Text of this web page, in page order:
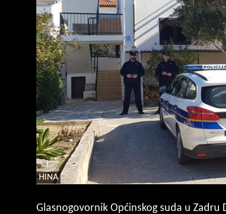
HINA
Glasnogovornik Općinskog suda u